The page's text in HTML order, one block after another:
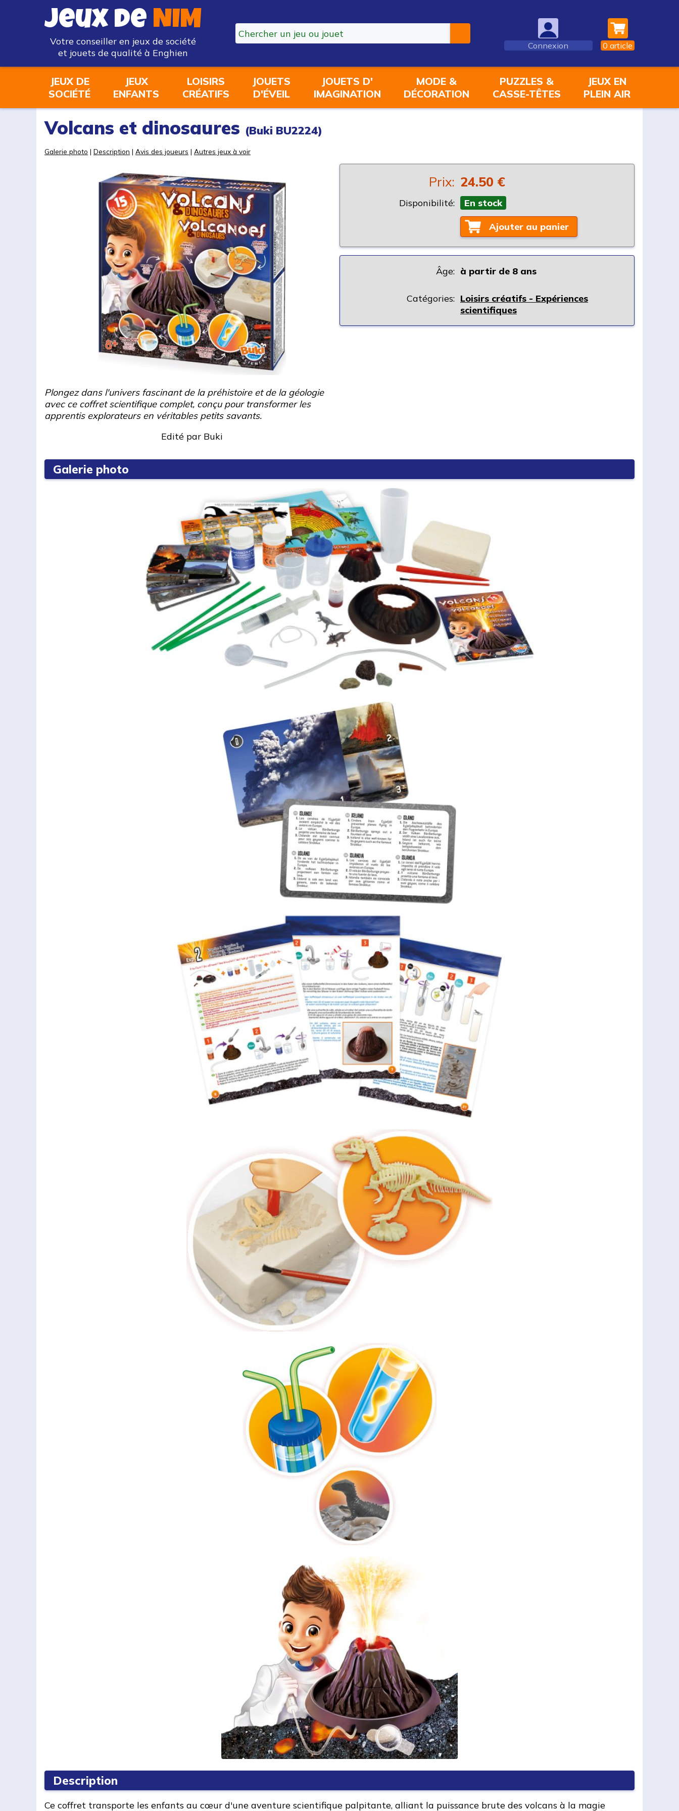
Jeux de NIM
Votre conseiller en jeux de société
et jouets de qualité à Enghien
Connexion 0 article
JEUX DE
SOCIÉTÉ
JEUX
ENFANTS
LOISIRS
CRÉATIFS
JOUETS
D'ÉVEIL
JOUETS D'
IMAGINATION
MODE &
DÉCORATION
PUZZLES &
CASSE-TÊTES
JEUX EN
PLEIN AIR
Volcans et dinosaures (Buki BU2224)
Galerie photo | Description | Avis des joueurs | Autres jeux à voir
Plongez dans l'univers fascinant de la préhistoire et de la géologie
avec ce coffret scientifique complet, conçu pour transformer les
apprentis explorateurs en véritables petits savants.
Edité par Buki
Prix: 24.50 €
Disponibilité: En stock
Ajouter au panier
Âge: à partir de 8 ans
Catégories: Loisirs créatifs - Expériences
scientifiques
Galerie photo
Description
Ce coffret transporte les enfants au cœur d'une aventure scientifique palpitante, alliant la puissance brute des volcans à la magie